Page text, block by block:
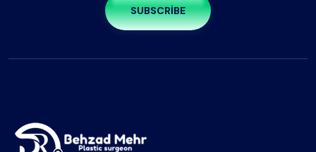
SUBSCRIBE